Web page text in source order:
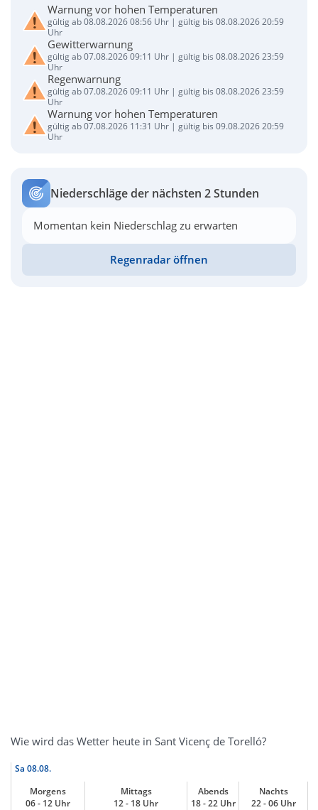
Warnung vor hohen Temperaturen
gültig ab 08.08.2026 08:56 Uhr | gültig bis 08.08.2026 20:59
Uhr
Gewitterwarnung
gültig ab 07.08.2026 09:11 Uhr | gültig bis 08.08.2026 23:59
Uhr
Regenwarnung
gültig ab 07.08.2026 09:11 Uhr | gültig bis 08.08.2026 23:59
Uhr
Warnung vor hohen Temperaturen
gültig ab 07.08.2026 11:31 Uhr | gültig bis 09.08.2026 20:59
Uhr
Niederschläge der nächsten 2 Stunden
Momentan kein Niederschlag zu erwarten
Regenradar öffnen
Wie wird das Wetter heute in Sant Vicenç de Torelló?
Sa 08.08.
Morgens
06 - 12 Uhr
Mittags
12 - 18 Uhr
Abends
18 - 22 Uhr
Nachts
22 - 06 Uhr